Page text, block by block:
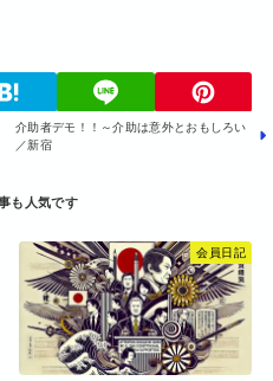
介助者デモ！！～介助は意外とおもしろい
／新宿
会員日記